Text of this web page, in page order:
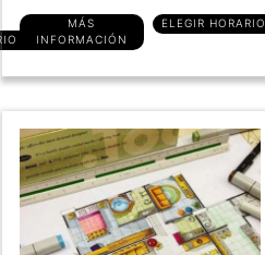
MÁS
INFORMACIÓN
ELEGIR HORARIO